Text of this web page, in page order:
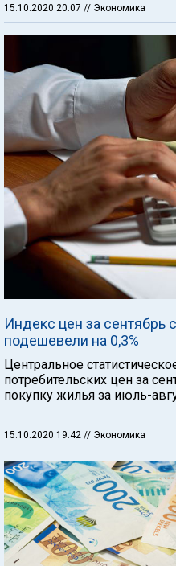
15.10.2020 20:07 // Экономика
Индекс цен за сентябрь
подешевели на 0,3%
Центральное
потребительских цен за
покупку жилья за июль-
15.10.2020 19:42 // Экономика